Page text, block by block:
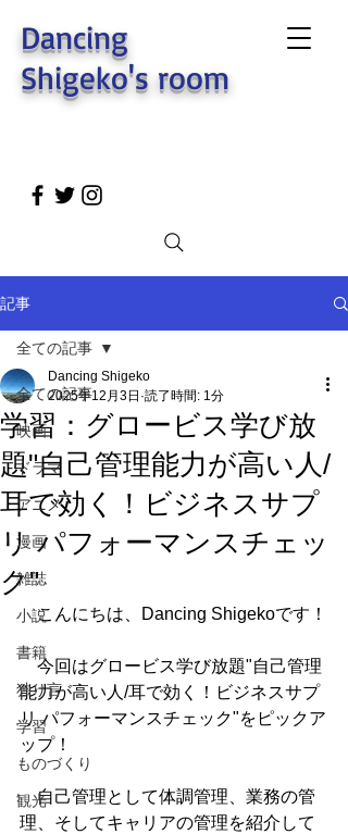
Dancing
Shigeko's room
記事
全ての記事
映画
ドラマ
アニメ
漫画
雑誌
小説
書籍
独り言
学習
ものづくり
観光
全ての記事
学習：グロービス学び放
題"自己管理能力が高い人/
耳で効く！ビジネスサプ
リ パフォーマンスチェッ
ク"
Dancing Shigeko
2025年12月3日 読了時間: 1分
こんにちは、Dancing Shigekoです！
今回はグロービス学び放題"自己管理
能力が高い人/耳で効く！ビジネスサプ
リ パフォーマンスチェック"をピックア
ップ！
自己管理として体調管理、業務の管
理、そしてキャリアの管理を紹介して